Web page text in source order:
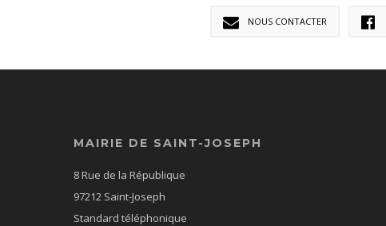
NOUS CONTACTER
MAIRIE DE SAINT-JOSEPH
8 Rue de la République
97212 Saint-Joseph
Standard téléphonique